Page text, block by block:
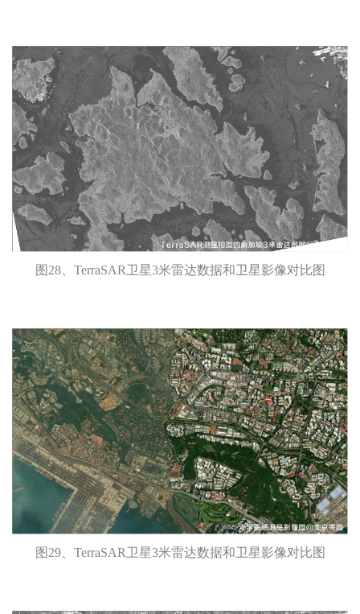
图28、TerraSAR卫星3米雷达数据和卫星影像对比图
图29、TerraSAR卫星3米雷达数据和卫星影像对比图